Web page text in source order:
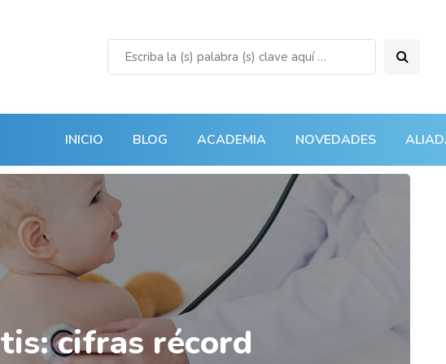
INICIO BLOG ACADEMIA NOVEDADES
cifras récord